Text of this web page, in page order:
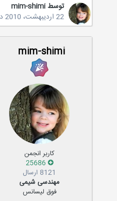
توسط mim-shimi
22 اردیبهشت، 2010
mim-shimi
کاربر انجمن
8121 ارسال
مهندسی شیمی
فوق لیسانس